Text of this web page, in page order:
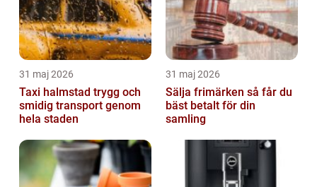
31 maj 2026
Taxi halmstad trygg och
smidig transport genom
hela staden
31 maj 2026
Sälja frimärken så får du
bäst betalt för din
samling